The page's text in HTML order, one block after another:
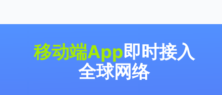
移动端App即时接入
全球网络